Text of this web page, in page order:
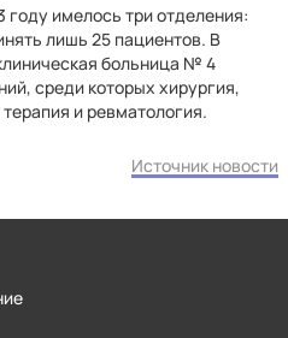
году имелось три отделения:
лишь 25 пациентов. В
больница № 4
среди которых хирургия,
и ревматология.
Источник новости